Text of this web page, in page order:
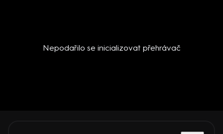
Nepodařilo se inicializovat přehrávač